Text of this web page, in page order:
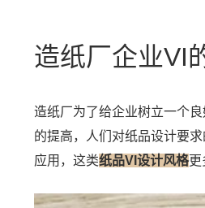
造纸厂企业VI
造纸厂为了给企业树立一个
的提高，人们对纸品设计要
应用，这类纸品VI设计风格更